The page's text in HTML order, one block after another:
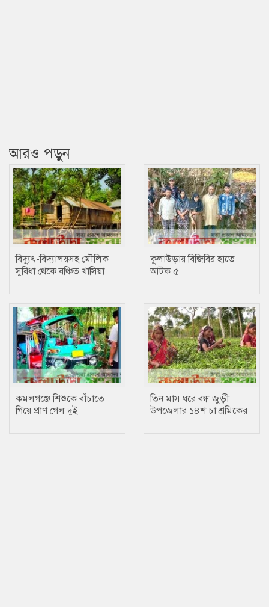
আরও পড়ুন
বিদ্যুৎ-বিদ্যালয়সহ মৌলিক
সুবিধা থেকে বঞ্চিত খাসিয়া
কুলাউড়ায় বিজিবির হাতে
আটক ৫
কমলগঞ্জে শিশুকে বাঁচাতে
গিয়ে প্রাণ গেল দুই
তিন মাস ধরে বন্ধ জুড়ী
উপজেলার ১৪শ চা শ্রমিকের